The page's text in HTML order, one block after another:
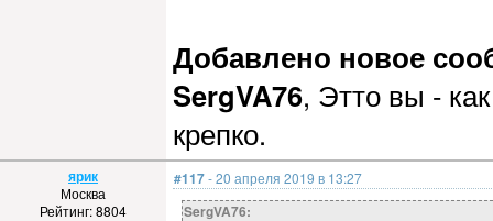
Добавлено новое
SergVA76, Этто вы -
крепко.
ярик
Москва
Рейтинг: 8804
#117- 20 апреля 2019 в 13:27
SergVA76: